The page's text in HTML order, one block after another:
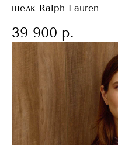
шелк Ralph Lauren
39 900 р.